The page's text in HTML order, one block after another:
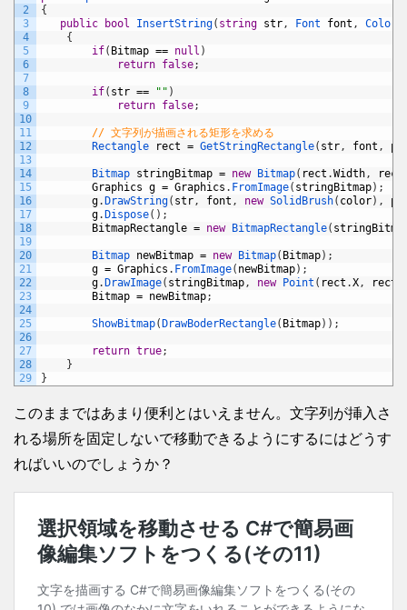
2
3
4
5
6
7
8
9
10
11
12
13
14
15
16
17
18
19
20
21
22
23
24
25
26
27
28
29
{
public
bool InsertString( string str , Font font , Color
{
if( Bitmap == null )
return false;
if( str == "" )
return false;
// 文字列が描画される矩形を求める
Rectangle
rect = GetStringRectangle( str , font ,
Bitmap stringBitmap = new Bitmap( rect .Width , rect
Graphics g = Graphics . FromImage( stringBitmap) ;
g.DrawString( str , font , new SolidBrush( color) ,
g.Dispose( ) ;
BitmapRectangle = new BitmapRectangle(
Bitmap newBitmap = new Bitmap( Bitmap) ;
g = Graphics . FromImage( newBitmap) ;
g.DrawImage( stringBitmap , new Point ( rect .X , rect
Bitmap = newBitmap;
ShowBitmap(DrawBoderRectangle( Bitmap) ) ;
return true;
}
}
このままではあまり便利とはいえません。文字列が挿入さ
れる場所を固定しないで移動できるようにするにはどうす
ればいいのでしょうか？